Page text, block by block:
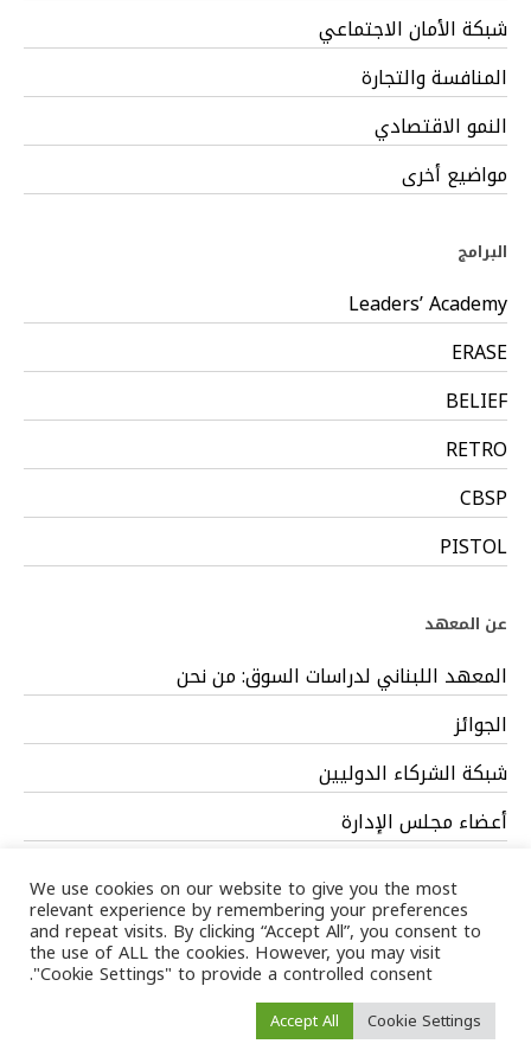
شبكة الأمان الاجتماعي
المنافسة والتجارة
النمو الاقتصادي
مواضيع أخرى
البرامج
Leaders’ Academy
ERASE
BELIEF
RETRO
CBSP
PISTOL
عن المعهد
المعهد اللبناني لدراسات السوق: من نحن
الجوائز
شبكة الشركاء الدوليين
أعضاء مجلس الإدارة
/ LIMS © 2024 All Rights Reserved /Terms
of service
We use cookies on our website to give you the most
relevant experience by remembering your preferences
and repeat visits. By clicking “Accept All”, you consent to
the use of ALL the cookies. However, you may visit
"Cookie Settings" to provide a controlled consent.
Cookie Settings
Accept All